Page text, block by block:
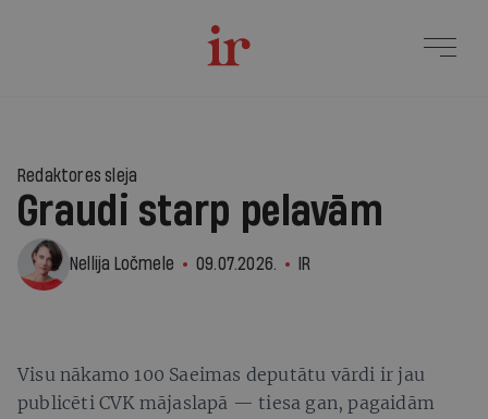
Redaktores sleja
Graudi starp pelavām
Nellija Ločmele 09.07.2026. IR
Visu nākamo 100 Saeimas deputātu vārdi ir jau
publicēti CVK mājaslapā — tiesa gan, pagaidām